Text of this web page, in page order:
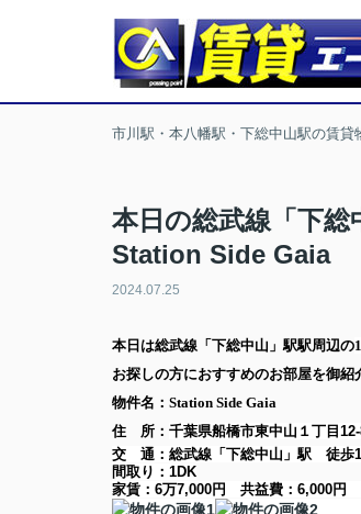
市川駅・本八幡駅・下総中山駅の賃
本日の総武線「下
Station Side Gaia
2024.07.25
本日は総武線「下総中山」駅駅周辺の
お探しの方におすすめのお部屋を御紹
物件名：Station Side Gaia
住 所： 千葉県船橋市東中山１丁目
交 通：総武線「下総中山」駅 徒歩
間取り： 1DK
家賃： 6万7,000円 共益費： 6,000円